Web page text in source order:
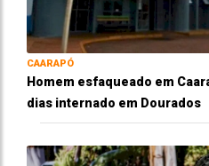
CAARAPÓ
Homem esfaqueado em
dias internado em Dourados